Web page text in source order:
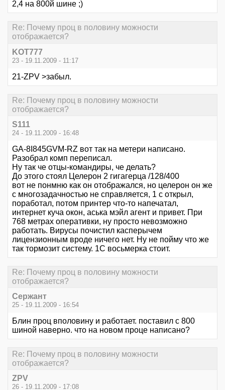
2,4 на 800й шине ;)
Re: Почему проц в половину можности
отображается?
KOT777
23 - 19.11.2009 - 11:17
21-ZPV >забыл.
Re: Почему проц в половину можности
отображается?
S111
24 - 19.11.2009 - 16:48
GA-8I845GVM-RZ вот так на метери написано.
Разобрал комп переписал.
Ну так че отцы-командиры, че делать?
До этого стоял Целерон 2 гигагерца /128/400
вот не понмню как он отображался, но целерон он же
с многозадачностью не справляется, 1 с открыл,
поработал, потом принтер что-то напечатал,
интернет куча окон, аська мэйл агент и привет. При
768 метрах оперативки, ну просто невозможно
работать. Вирусы почистил касперычем
лицензионным вроде ничего нет. Ну не пойму что же
так тормозит систему. 1С восьмерка стоит.
Re: Почему проц в половину можности
отображается?
Сержант
25 - 19.11.2009 - 16:54
Блин проц вполовину и работает. поставил с 800
шиной наверно. что на новом проце написано?
Re: Почему проц в половину можности
отображается?
ZPV
26 - 19.11.2009 - 17:08